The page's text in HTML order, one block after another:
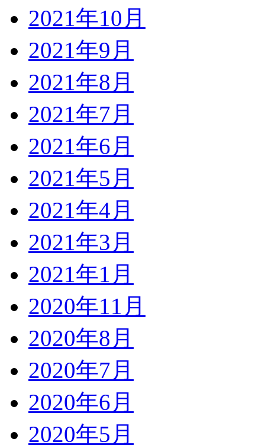
2021年10月
2021年9月
2021年8月
2021年7月
2021年6月
2021年5月
2021年4月
2021年3月
2021年1月
2020年11月
2020年8月
2020年7月
2020年6月
2020年5月